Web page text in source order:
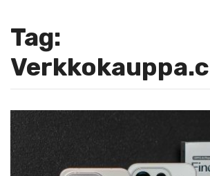
Tag: